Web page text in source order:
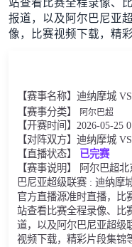
站查看比赛全程录像、
报道，以及阿尔巴尼亚
像，比赛视频下载，精
【赛事名称】迪纳摩城
【赛事分类】
阿尔巴超
【开赛时间】2026-05-25
【对阵双方】迪纳摩城
【直播状态】
已完赛
【赛事说明】 阿尔巴超
巴尼亚超级联赛 : 迪纳摩
官方直播源准时直播，比
站查看比赛全程录像、比
道，以及阿尔巴尼亚超级
视频下载，精彩片段集锦